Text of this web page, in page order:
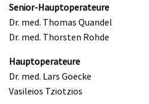
Senior-Hauptoperateure
Dr. med. Thomas Quandel
Dr. med. Thorsten Rohde
Hauptoperateure
Dr. med. Lars Goecke
Vasileios Tziotzios